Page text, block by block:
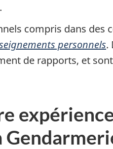
compris dans
personnels.
de rapports, et